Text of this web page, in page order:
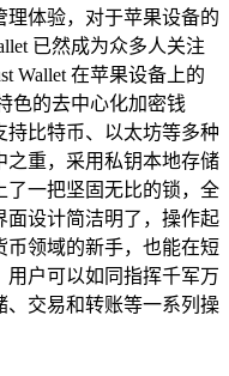
理体验，对于苹果设备的
已然成为众多人关注
Wallet 在苹果设备上的
色的去中心化加密钱
比特币、以太坊等多种
之重，采用私钥本地存储
了一把坚固无比的锁，全
面设计简洁明了，操作起
币领域的新手，也能在短
用户可以如同指挥千军万
、交易和转账等一系列操